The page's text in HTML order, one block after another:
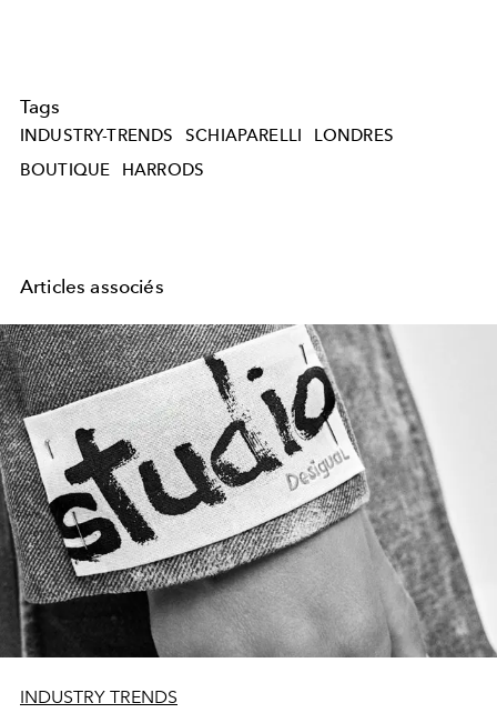
Tags
INDUSTRY-TRENDS SCHIAPARELLI
LONDRES
BOUTIQUE
HARRODS
Articles associés
INDUSTRY TRENDS